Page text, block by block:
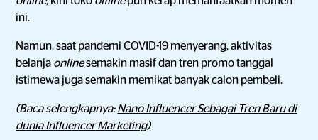
ini.
Namun, saat pandemi COVID-19 menyerang, aktivitas
belanja onlinesemakin masif dan tren promo tanggal
istimewa juga semakin memikat banyak calon pembeli.
(Baca selengkapnya:Nano Influencer Sebagai Tren Baru di
dunia Influencer Marketing)